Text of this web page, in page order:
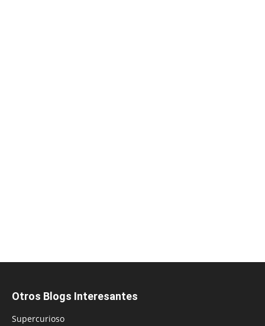
Otros Blogs Interesantes
Supercurioso